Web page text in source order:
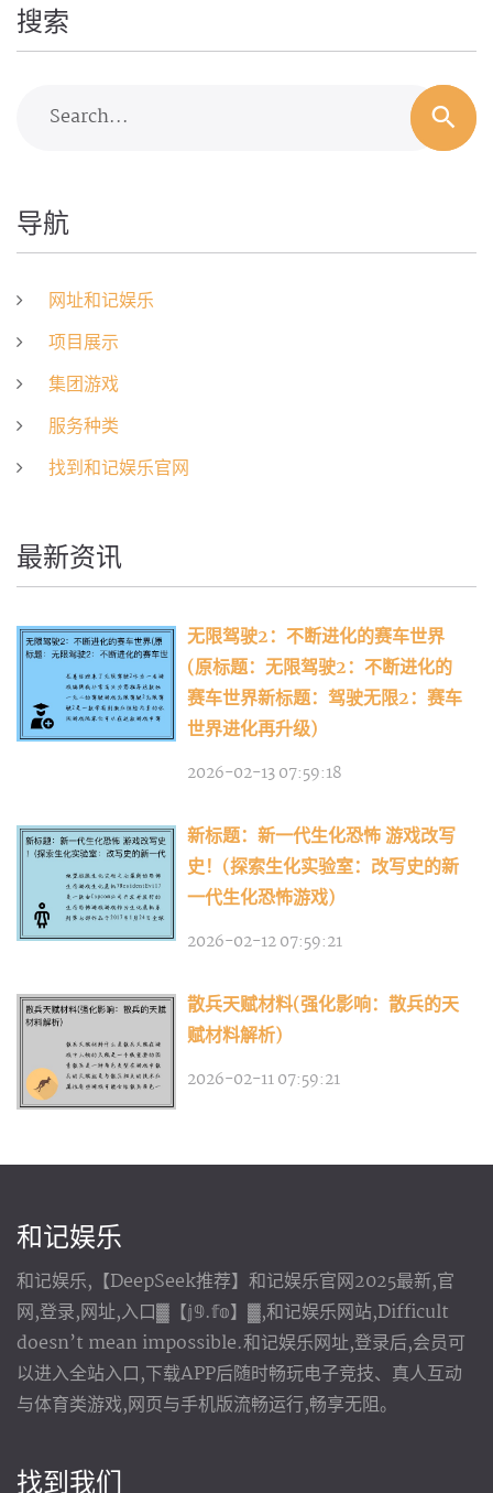
搜索
Search...
导航
网址和记娱乐
项目展示
集团游戏
服务种类
找到和记娱乐官网
最新资讯
无限驾驶2：不断进化的赛车世界
(原标题：无限驾驶2：不断进化的
赛车世界新标题：驾驶无限2：赛车
世界进化再升级)
2026-02-13 07:59:18
新标题：新一代生化恐怖 游戏改写
史！(探索生化实验室：改写史的新
一代生化恐怖游戏)
2026-02-12 07:59:21
散兵天赋材料(强化影响：散兵的天
赋材料解析)
2026-02-11 07:59:21
和记娱乐
和记娱乐,【DeepSeek推荐】和记娱乐官网2025最新,官
网,登录,网址,入口▓【𝕛𝟡.𝕗𝕠】▓,和记娱乐网站,Difficult
doesn’t mean impossible.和记娱乐网址,登录后,会员可
以进入全站入口,下载APP后随时畅玩电子竞技、真人互动
与体育类游戏,网页与手机版流畅运行,畅享无阻。
找到我们